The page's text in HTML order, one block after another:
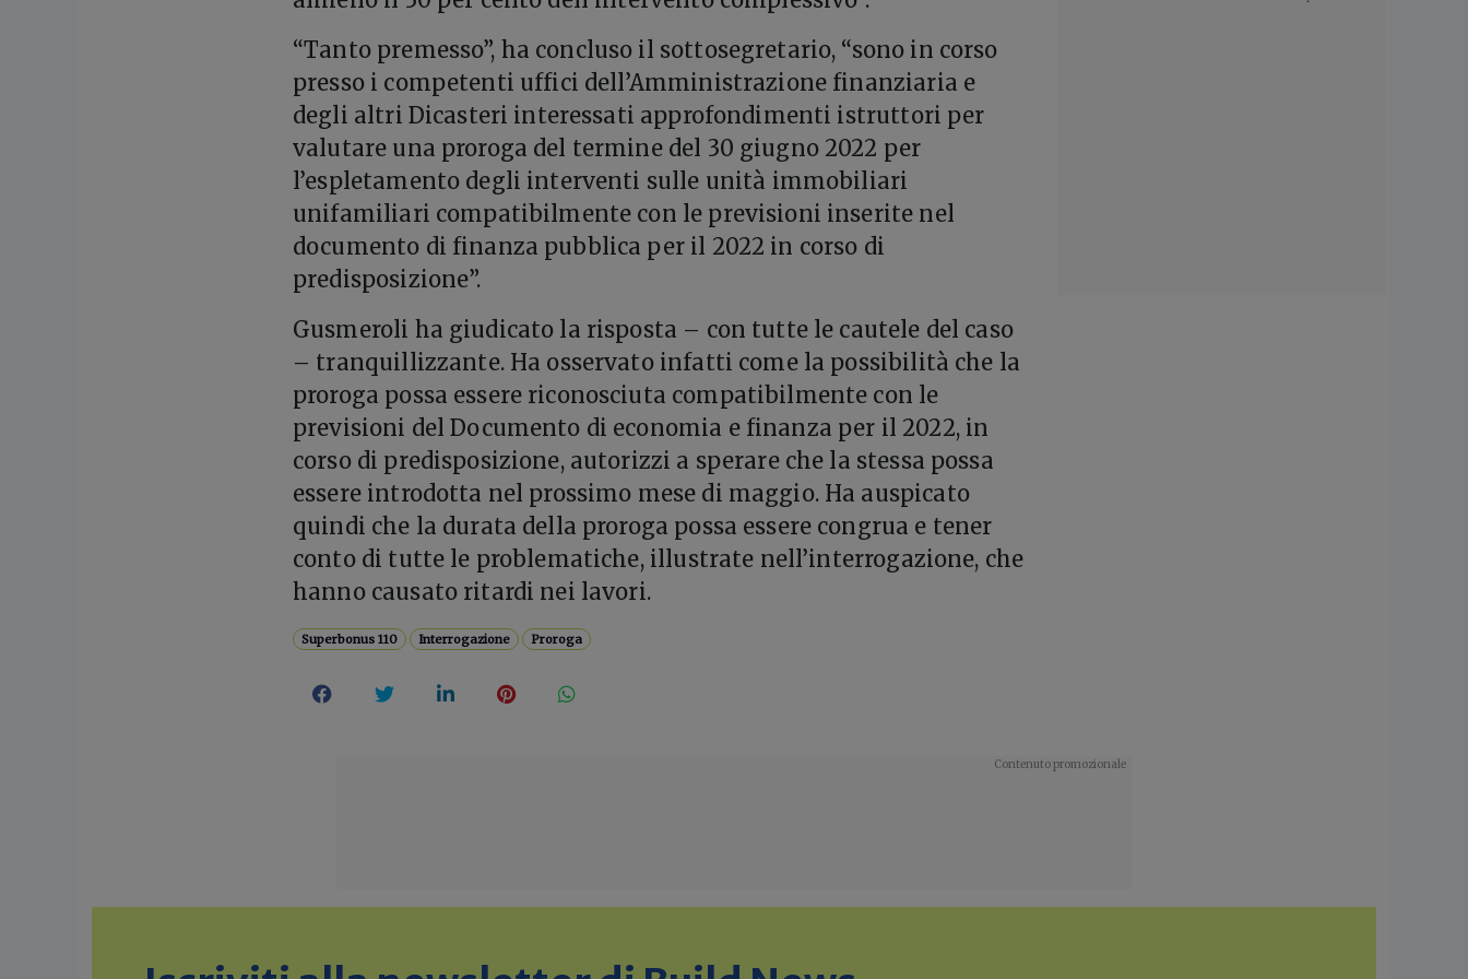
“Tanto premesso”, ha concluso il sottosegretario, “sono in corso
presso i competenti uffici dell’Amministrazione finanziaria e
degli altri Dicasteri interessati approfondimenti istruttori per
valutare una proroga del termine del 30 giugno 2022 per
l’espletamento degli interventi sulle unità immobiliari
unifamiliari compatibilmente con le previsioni inserite nel
documento di finanza pubblica per il 2022 in corso di
predisposizione”.
Gusmeroli ha giudicato la risposta – con tutte le cautele del caso
– tranquillizzante. Ha osservato infatti come la possibilità che la
proroga possa essere riconosciuta compatibilmente con le
previsioni del Documento di economia e finanza per il 2022, in
corso di predisposizione, autorizzi a sperare che la stessa possa
essere introdotta nel prossimo mese di maggio. Ha auspicato
quindi che la durata della proroga possa essere congrua e tener
conto di tutte le problematiche, illustrate nell’interrogazione, che
hanno causato ritardi nei lavori.
Superbonus 110 Interrogazione Proroga